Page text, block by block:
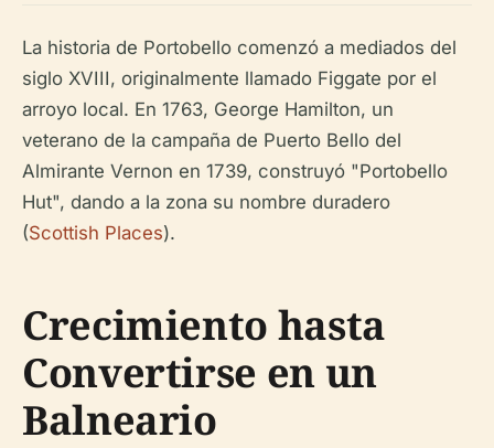
La historia de Portobello comenzó a mediados del
siglo XVIII, originalmente llamado Figgate por el
arroyo local. En 1763, George Hamilton, un
veterano de la campaña de Puerto Bello del
Almirante Vernon en 1739, construyó "Portobello
Hut", dando a la zona su nombre duradero
(Scottish Places).
Crecimiento hasta
Convertirse en un
Balneario